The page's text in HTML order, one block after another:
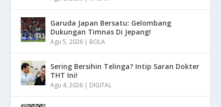
Garuda Japan Bersatu: Gelombang
Dukungan Timnas Di Jepang!
Agu 5, 2026 | BOLA
Sering Bersihin Telinga? Intip Saran Dokter
THT Ini!
Agu 4, 2026 | DIGITAL